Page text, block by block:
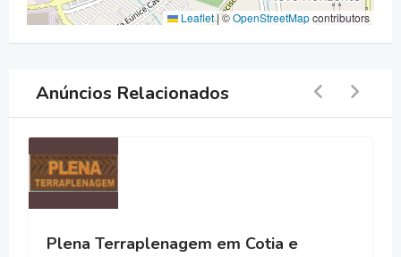
Leaflet|©OpenStreetMapcontributors
Anúncios Relacionados
em Cotia e